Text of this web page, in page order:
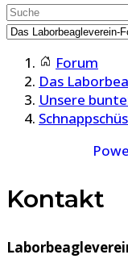
Forum
Das
Unsere
Kontakt